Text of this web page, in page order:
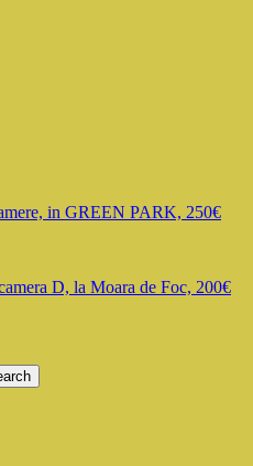
in GREEN PARK, 250€
D, la Moara de Foc, 200€